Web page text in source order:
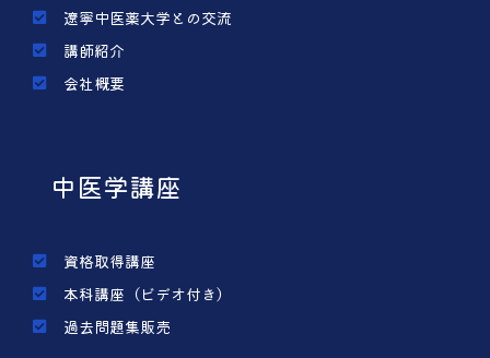
遼寧中医薬大学との交流
講師紹介
会社概要
中医学講座
資格取得講座
本科講座（ビデオ付き）
過去問題集販売